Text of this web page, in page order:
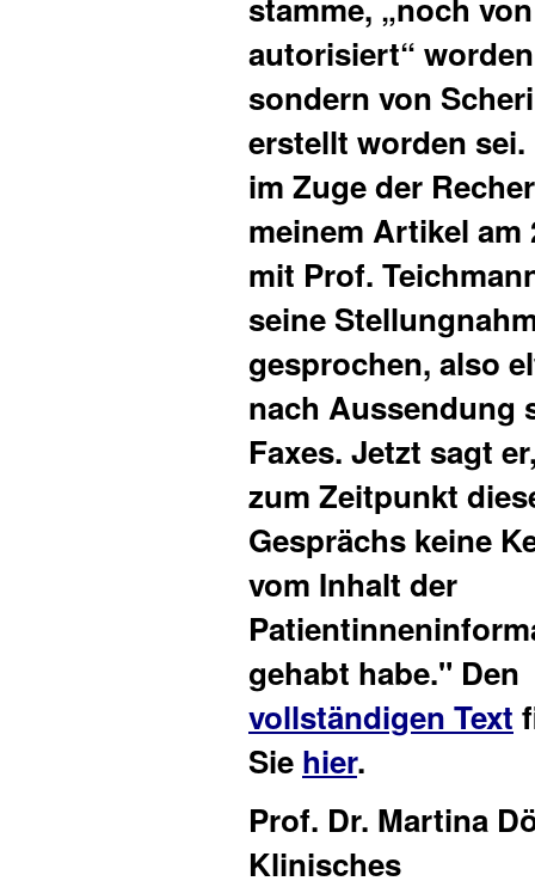
stamme, „noch
autorisiert“
sondern von
erstellt worden sei.
im Zuge der
meinem Artikel am
mit Prof.
seine
gesprochen, also
nach Aussendung
Faxes. Jetzt sagt
zum Zeitpunkt
Gesprächs keine
vom Inhalt der
gehabt habe." Den
vollständigen Text
Sie hier.
Prof. Dr. Martina
Klinisches